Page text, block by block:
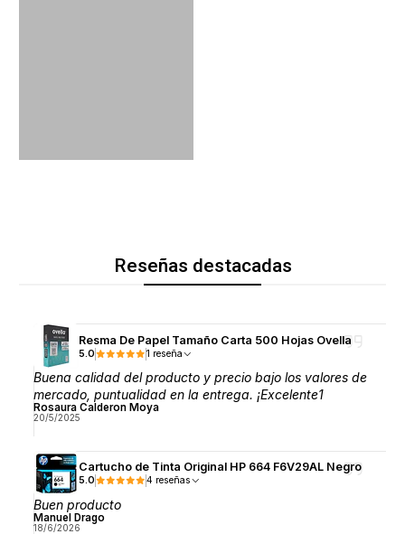
Reseñas destacadas
Resma De Papel Tamaño Carta 500 Hojas Ovella
5.0 1 reseña
Buena calidad del producto y precio bajo los valores de
mercado, puntualidad en la entrega. ¡Excelente1
Rosaura Calderon Moya
20/5/2025
Cartucho de Tinta Original HP 664 F6V29AL Negro
5.0 4 reseñas
Buen producto
Manuel Drago
18/6/2026